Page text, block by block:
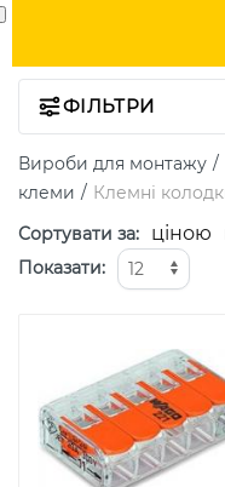
ФІЛЬТРИ
Вироби для монтажу
клеми
Клемні
Сортувати за: ціною
Показати: